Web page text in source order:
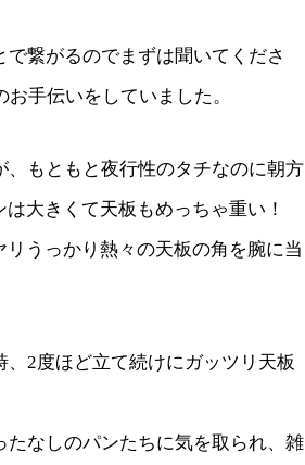
繋がるのでまずは聞いてくださ
手伝いをしていました。
もともと夜行性のタチなのに朝方
大きくて天板もめっちゃ重い！
うっかり熱々の天板の角を腕に当
2度ほど立て続けにガッツリ天板
なしのパンたちに気を取られ、雑